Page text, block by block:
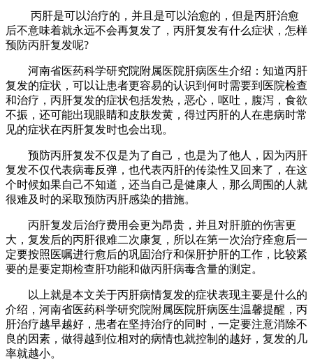
丙肝是可以治疗的，并且是可以治愈的，但是丙肝治愈
后不意味着就永远不会再复发了，丙肝复发有什么症状，怎样
预防丙肝复发呢?
河南省医药科学研究院附属医院肝病医生介绍：知道丙肝
复发的症状，可以让患者更容易的认识到何时需要到医院检查
和治疗，丙肝复发的症状包括发热，恶心，呕吐，腹泻，食欲
不振，还可能出现眼睛和皮肤发黄，得过丙肝的人在患病时常
见的症状在丙肝复发时也会出现。
预防丙肝复发不仅是为了自己，也是为了他人，因为丙肝
复发不仅代表病毒反弹，也代表丙肝的传染性又回来了，在这
个时候如果自己不知道，还当自己是健康人，那么周围的人就
很难及时的采取预防丙肝感染的措施。
丙肝复发后治疗费用会更为昂贵，并且对肝脏的伤害更
大，复发后的丙肝很难二次康复，所以在第一次治疗痊愈后一
定要按照医嘱进行愈后的巩固治疗和保肝护肝的工作，比较紧
要的是要定期检查肝功能和做丙肝病毒含量的测定。
以上就是本文关于丙肝病情复发的症状表现主要是什么的
介绍，河南省医药科学研究院附属医院肝病医生温馨提醒，丙
肝治疗越早越好，患者在坚持治疗的同时，一定要注意消除不
良的因素，做得越到位相对的病情也就控制的越好，复发的几
率就越小。